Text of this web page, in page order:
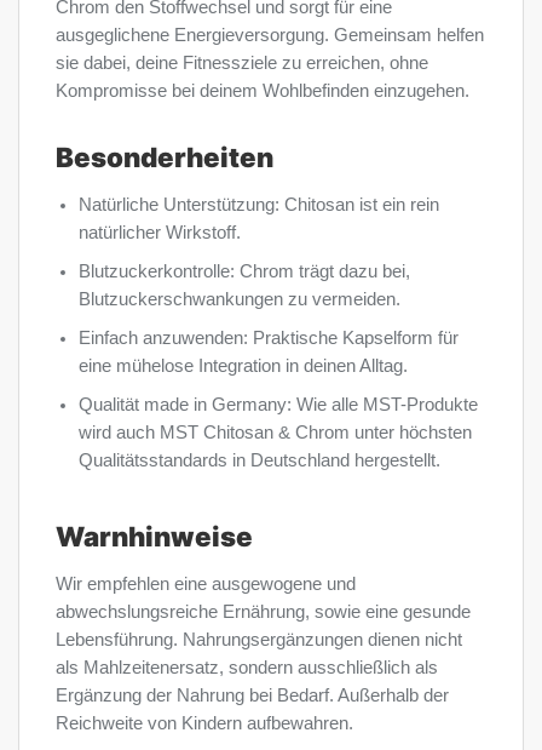
Chrom den Stoffwechsel und sorgt für eine
ausgeglichene Energieversorgung. Gemeinsam helfen
sie dabei, deine Fitnessziele zu erreichen, ohne
Kompromisse bei deinem Wohlbefinden einzugehen.
Besonderheiten
Natürliche Unterstützung: Chitosan ist ein rein
natürlicher Wirkstoff.
Blutzuckerkontrolle: Chrom trägt dazu bei,
Blutzuckerschwankungen zu vermeiden.
Einfach anzuwenden: Praktische Kapselform für
eine mühelose Integration in deinen Alltag.
Qualität made in Germany: Wie alle MST-Produkte
wird auch MST Chitosan & Chrom unter höchsten
Qualitätsstandards in Deutschland hergestellt.
Warnhinweise
Wir empfehlen eine ausgewogene und
abwechslungsreiche Ernährung, sowie eine gesunde
Lebensführung. Nahrungsergänzungen dienen nicht
als Mahlzeitenersatz, sondern ausschließlich als
Ergänzung der Nahrung bei Bedarf. Außerhalb der
Reichweite von Kindern aufbewahren.